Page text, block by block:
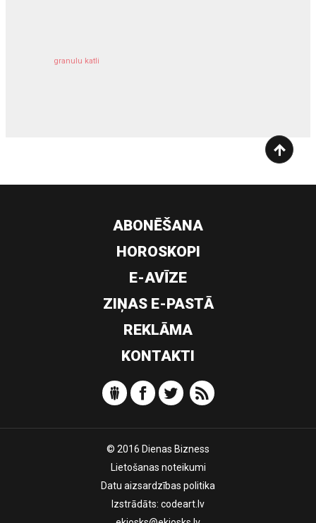
granulu katli
ABONĒŠANA
HOROSKOPI
E-AVĪZE
ZIŅAS E-PASTĀ
REKLĀMA
KONTAKTI
© 2016 Dienas Bizness
Lietošanas noteikumi
Datu aizsardzības politika
Izstrādāts: codeart.lv